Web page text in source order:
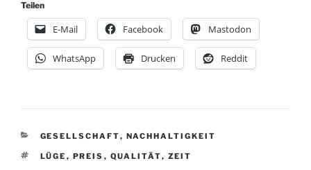
Teilen
E-Mail Facebook Mastodon
WhatsApp Drucken Reddit
KATEGORIEN
GESELLSCHAFT, NACHHALTIGKEIT
SCHLAGWÖRTER
LÜGE , PREIS , QUALITÄT, ZEIT